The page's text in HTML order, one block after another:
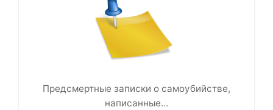
Предсмертные записки о самоубийстве,
написанные…